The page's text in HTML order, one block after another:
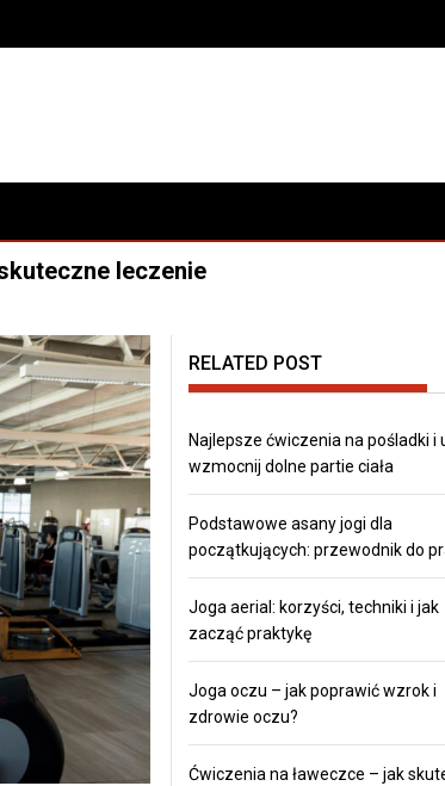
wybrać do bezpiecznego transportu i prezentacji
leczenie
RELATED POST
Najlepsze ćwiczenia na pośladki i
wzmocnij dolne partie ciała
Podstawowe asany jogi dla
początkujących: przewodnik do
Joga aerial: korzyści, techniki i jak
zacząć praktykę
Joga oczu – jak poprawić wzrok i
zdrowie oczu?
Ćwiczenia na ławeczce – jak